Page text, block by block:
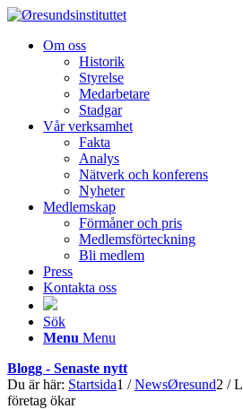
Om oss
Historik
Styrelse
Medarbetare
Stadgar
Vår verksamhet
Fakta
Analys
Nätverk och konferens
Nyheter
Medlemskap
Förmåner och pris
Medlemsförteckning
Bli medlem
Press
Kontakta oss
Sök
Menu Menu
Blogg - Senaste nytt
Du är här: Startsida1 / NewsØresund2 /
företag ökar